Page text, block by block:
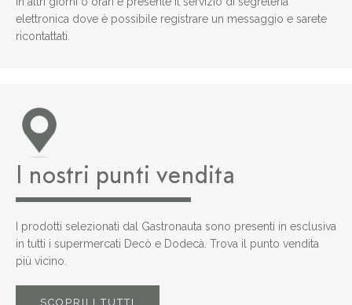
elettronica dove è possibile registrare un messaggio e sarete
ricontattati.
I nostri punti vendita
I prodotti selezionati dal Gastronauta sono presenti in esclusiva
in tutti i supermercati Decò e Dodecà. Trova il punto vendita
più vicino.
SCOPRILI TUTTI